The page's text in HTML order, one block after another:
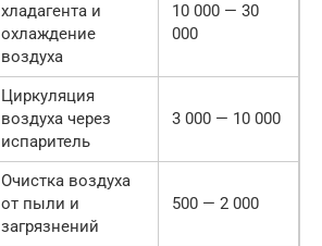
хладагента и
охлаждение
воздуха
10 000 — 30
000
Циркуляция
воздуха через
испаритель
3 000 — 10 000
Очистка воздуха
от пыли и
загрязнений
500 — 2 000